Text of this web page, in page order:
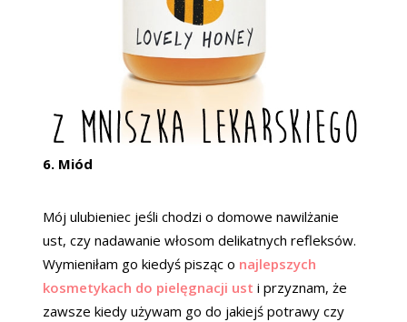
6. Miód
Mój ulubieniec jeśli chodzi o domowe nawilżanie
ust, czy nadawanie włosom delikatnych refleksów.
Wymieniłam go kiedyś pisząc o najlepszych
kosmetykach do pielęgnacji ust i przyznam, że
zawsze kiedy używam go do jakiejś potrawy czy